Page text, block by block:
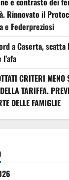
Rinnovato il
e Federpreziosi
a Caserta,
CRITERI MENO
TARIFFA.
DELLE FAMIGLIE